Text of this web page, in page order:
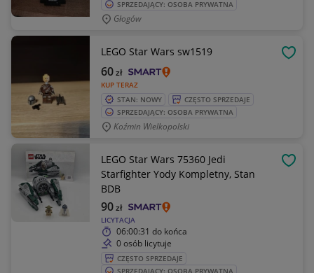
SPRZEDAJĄCY: OSOBA PRYWATNA
Głogów
LEGO Star Wars sw1519
KUP TERAZ
60zł
STAN: NOWY
CZĘSTO SPRZEDAJE
SPRZEDAJĄCY: OSOBA PRYWATNA
Koźmin Wielkopolski
LEGO Star Wars 75360 Jedi
Starfighter Yody Kompletny, Stan
BDB
LICYTACJA
90zł
06:00:31 do końca
0 osób licytuje
CZĘSTO SPRZEDAJE
SPRZEDAJĄCY: OSOBA PRYWATNA